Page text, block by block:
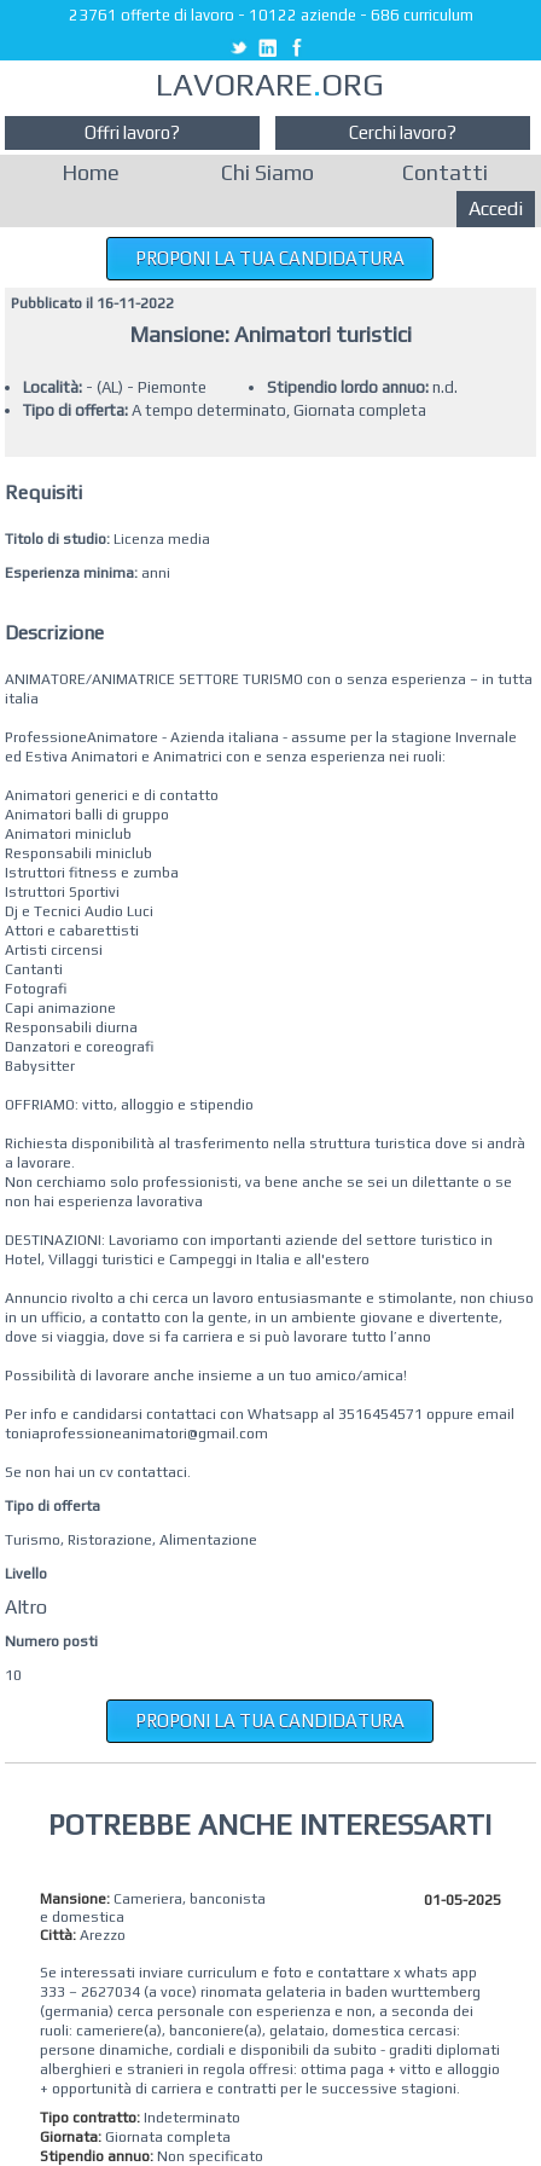
23761 offerte di lavoro - 10122 aziende - 686 curriculum
LAVORARE.ORG
Offri lavoro? Cerchi lavoro?
Home Chi Siamo Contatti
Accedi
Pubblicato il 16-11-2022
Mansione: Animatori turistici
PROPONI LA TUA CANDIDATURA
Località:- (AL) - Piemonte Stipendio lordo annuo:n.d.
Tipo di offerta:A tempo determinato, Giornata completa
Requisiti
Titolo di studio: Licenza media
Esperienza minima: anni
Descrizione
ANIMATORE/ANIMATRICE SETTORE TURISMO con o senza esperienza – in tutta
italia
ProfessioneAnimatore - Azienda italiana - assume per la stagione Invernale
ed Estiva Animatori e Animatrici con e senza esperienza nei ruoli:
Animatori generici e di contatto
Animatori balli di gruppo
Animatori miniclub
Responsabili miniclub
Istruttori fitness e zumba
Istruttori Sportivi
Dj e Tecnici Audio Luci
Attori e cabarettisti
Artisti circensi
Cantanti
Fotografi
Capi animazione
Responsabili diurna
Danzatori e coreografi
Babysitter
OFFRIAMO: vitto, alloggio e stipendio
Richiesta disponibilità al trasferimento nella struttura turistica dove si andrà
a lavorare.
Non cerchiamo solo professionisti, va bene anche se sei un dilettante o se
non hai esperienza lavorativa
DESTINAZIONI: Lavoriamo con importanti aziende del settore turistico in
Hotel, Villaggi turistici e Campeggi in Italia e all'estero
Annuncio rivolto a chi cerca un lavoro entusiasmante e stimolante, non chiuso
in un ufficio, a contatto con la gente, in un ambiente giovane e divertente,
dove si viaggia, dove si fa carriera e si può lavorare tutto l’anno
Possibilità di lavorare anche insieme a un tuo amico/amica!
Per info e candidarsi contattaci con Whatsapp al 3516454571 oppure email
toniaprofessioneanimatori@gmail.com
Se non hai un cv contattaci.
Tipo di offerta
Turismo, Ristorazione, Alimentazione
Livello
Altro
Numero posti
10
PROPONI LA TUA CANDIDATURA
POTREBBE ANCHE INTERESSARTI
Mansione:Cameriera, banconista
e domestica
Città:Arezzo
01-05-2025
Se interessati inviare curriculum e foto e contattare x whats app
333 – 2627034 (a voce) rinomata gelateria in baden wurttemberg
(germania) cerca personale con esperienza e non, a seconda dei
ruoli: cameriere(a), banconiere(a), gelataio, domestica cercasi:
persone dinamiche, cordiali e disponibili da subito - graditi diplomati
alberghieri e stranieri in regola offresi: ottima paga + vitto e alloggio
+ opportunità di carriera e contratti per le successive stagioni.
Tipo contratto:Indeterminato
Giornata: Giornata completa
Stipendio annuo: Non specificato